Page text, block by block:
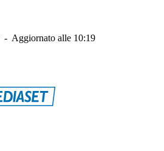
- Aggiornato alle 10:19